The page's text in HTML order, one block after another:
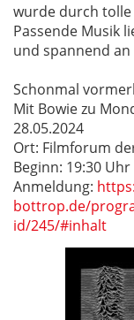
wurde durch
Passende Musik
und spannend
Schonmal
Mit Bowie zu
28.05.2024
Ort: Filmforum
Beginn: 19:30 Uhr
Anmeldung:
bottrop.de/
id/245/#inhalt